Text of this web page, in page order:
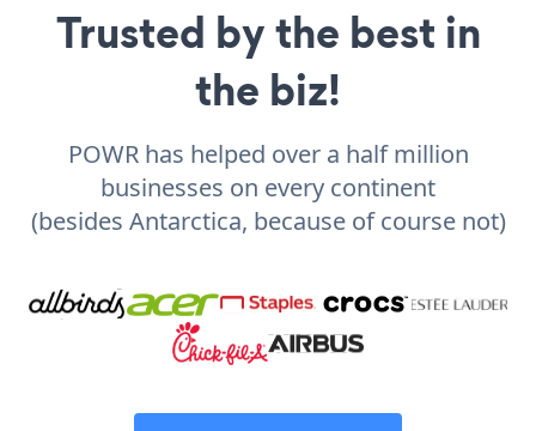
Trusted by the best in
the biz!
POWR has helped over a half million
businesses on every continent
(besides Antarctica, because of course not)